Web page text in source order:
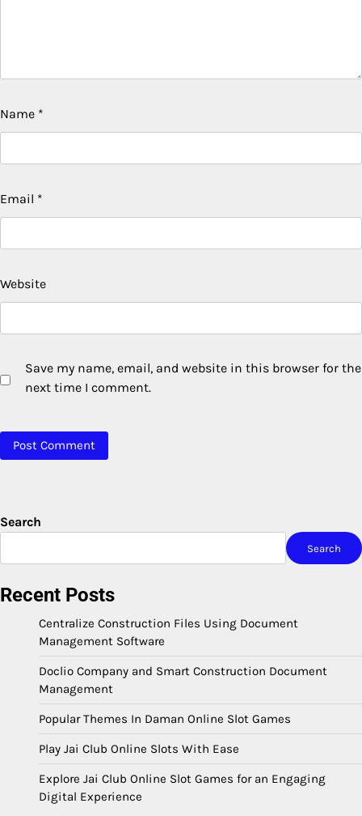
Name *
Email *
Website
Save my name, email, and website in this browser for the
next time I comment.
Search
Search
Recent Posts
Centralize Construction Files Using Document
Management Software
Doclio Company and Smart Construction Document
Management
Popular Themes In Daman Online Slot Games
Play Jai Club Online Slots With Ease
Explore Jai Club Online Slot Games for an Engaging
Digital Experience